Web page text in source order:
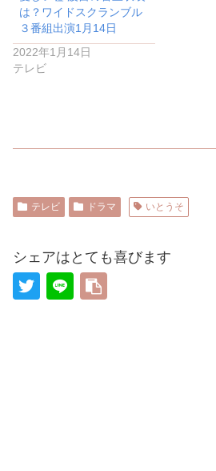
は？ワイドスクランブル
３番組出演1月14日
2022年1月14日
テレビ
テレビ ドラマ いとうそ
シェアはとても喜びます